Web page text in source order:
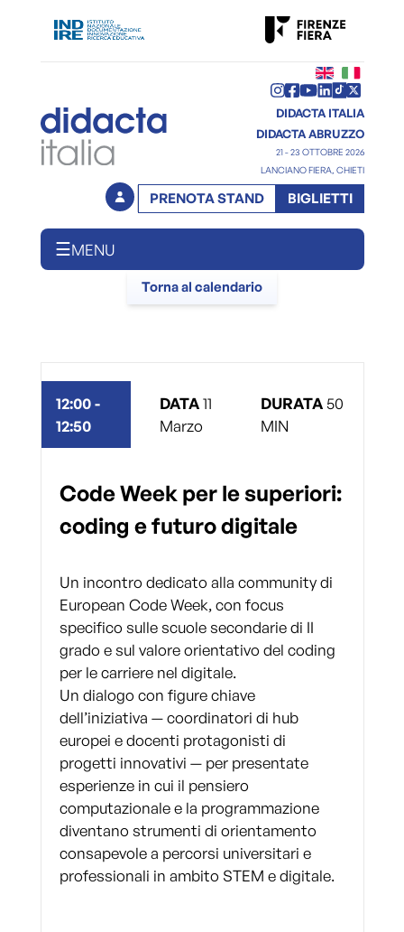
DIDACTA ITALIA
DIDACTA ABRUZZO
21 - 23 OTTOBRE 2026
LANCIANO FIERA, CHIETI
PRENOTA STAND BIGLIETTI
☰MENU
Torna al calendario
12:00-
12:50
DATA11
Marzo
DURATA 50
MIN
Code Week per le superiori:
coding e futuro digitale
Un incontro dedicato alla community di
European Code Week, con focus
specifico sulle scuole secondarie di II
grado e sul valore orientativo del coding
per le carriere nel digitale.
Un dialogo con figure chiave
dell’iniziativa — coordinatori di hub
europei e docenti protagonisti di
progetti innovativi — per presentate
esperienze in cui il pensiero
computazionale e la programmazione
diventano strumenti di orientamento
consapevole a percorsi universitari e
professionali in ambito STEM e digitale.